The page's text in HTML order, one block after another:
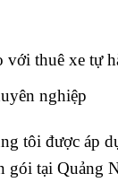
với thuê xe tự
nghiệp
tôi được áp
gói tại Quảng